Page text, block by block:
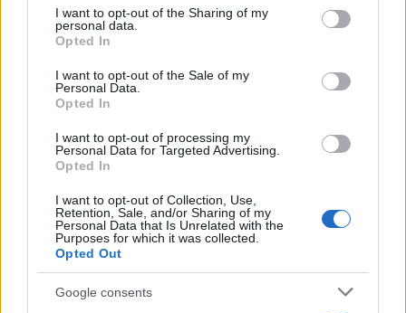
not limited to your visit or usage behaviour. You may click to
grant or deny consent to Google and its third-party tags to
use your data for below specified purposes in below Google
consent section.
I want to opt-out of the Sharing of my
personal data.
Opted In
I want to opt-out of the Sale of my
Personal Data.
Opted In
I want to opt-out of processing my
Personal Data for Targeted Advertising.
Opted In
I want to opt-out of Collection, Use,
Retention, Sale, and/or Sharing of my
Personal Data that Is Unrelated with the
Purposes for which it was collected.
Opted Out
Google consents
Sven Bakker · 5 aug 2026
CRYPTOVALUTA
Coldcard-wallets gehackt: miljoenen euro’s in bitcoin gestolen